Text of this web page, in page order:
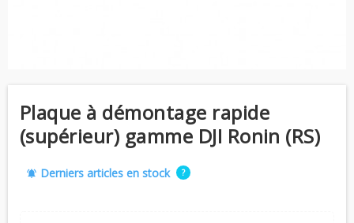
Plaque à démontage rapide
(supérieur) gamme DJI Ronin (RS)
notifications_active Derniers articles en stock ?